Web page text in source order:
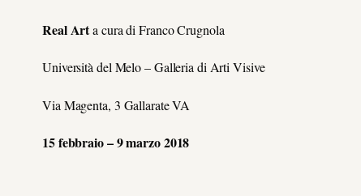
Real Arta cura di Franco Crugnola
Università del Melo – Galleria di Arti Visive
Via Magenta, 3 Gallarate VA
15 febbraio – 9 marzo 2018